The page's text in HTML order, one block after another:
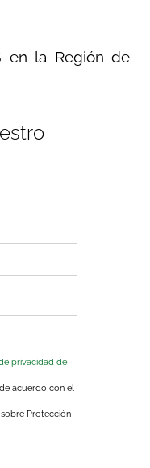
en la Región de
privacidad de
acuerdo con el
Protección